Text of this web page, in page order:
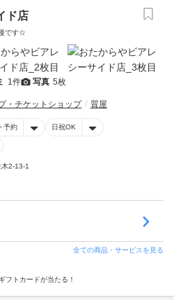
ド店
です☆
1件 写真 5枚
・チケットショップ 質屋
予約 日祝OK
2-13-1
全ての商品・サービスを見る
フトカードが当たる！